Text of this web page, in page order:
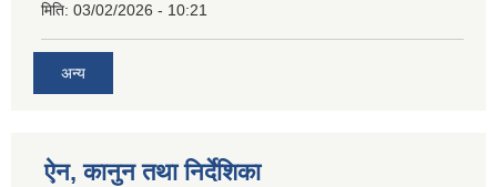
मिति: 03/02/2026 - 10:21
अन्य
ऐन, कानुन तथा निर्देशिका